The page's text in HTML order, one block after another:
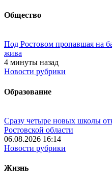
Общество
Под Ростовом пропавшая на
жива
4 минуты назад
Новости рубрики
Образование
Сразу четыре новых школы
Ростовской области
06.08.2026 16:14
Новости рубрики
Жизнь